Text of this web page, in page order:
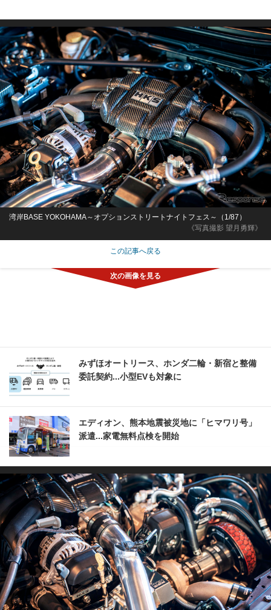
《写真撮影 望月勇輝》
湾岸BASE YOKOHAMA～オプションストリートナイトフェス～（1/87）
この記事へ戻る
みずほオートリース、ホンダ二輪・新宿と整備
委託契約...小型EVも対象に
エディオン、熊本地震被災地に「ヒマワリ号」
派遣...家電無料点検を開始